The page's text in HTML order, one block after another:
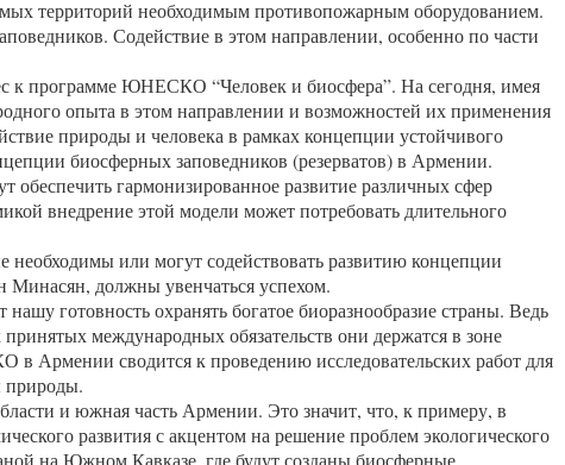
территорий необходимым противопожарным оборудованием.
Содействие в этом направлении, особенно по части
к программе ЮНЕСКО “Человек и биосфера”. На сегодня, имея
опыта в этом направлении и возможностей их применения
природы и человека в рамках концепции устойчивого
биосферных заповедников (резерватов) в Армении.
гармонизированное развитие различных сфер
внедрение этой модели может потребовать длительного
или могут содействовать развитию концепции
должны увенчаться успехом.
готовность охранять богатое биоразнообразие страны. Ведь
международных обязательств они держатся в зоне
Армении сводится к проведению исследовательских работ для
природы.
и южная часть Армении. Это значит, что, к примеру, в
развития с акцентом на решение проблем экологического
на Южном Кавказе, где будут созданы биосферные